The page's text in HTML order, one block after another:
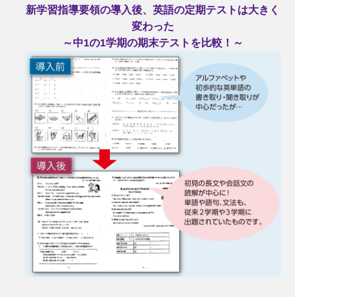
新学習指導要領の導入後、英語の定期テストは大きく
変わった
～中1の1学期の期末テストを比較！～